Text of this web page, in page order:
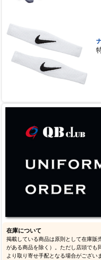
在庫について
掲載している商品は原則として在庫販
がある商品を除く）。ただし店頭でも
より取り寄せ手配となる場合がござ